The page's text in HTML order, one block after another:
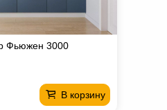
Фьюжен 3000
В корзину